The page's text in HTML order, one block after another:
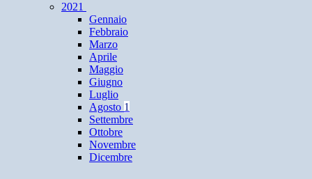
2021
Gennaio
Febbraio
Marzo
Aprile
Maggio
Giugno
Luglio
Agosto 1
Settembre
Ottobre
Novembre
Dicembre